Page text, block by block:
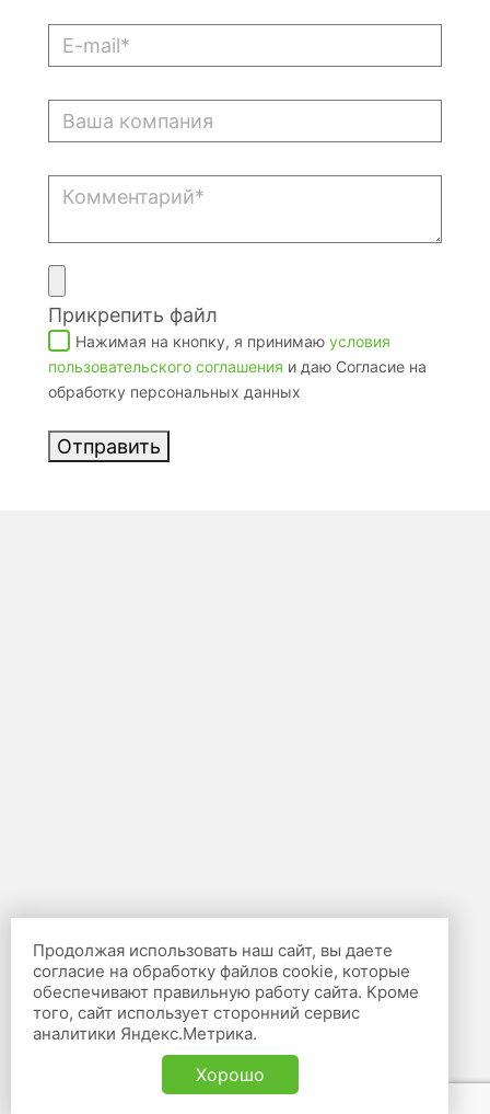
Продолжая использовать наш сайт, вы даете
согласие на обработку файлов cookie, которые
обеспечивают правильную работу сайта. Кроме
того, сайт использует сторонний сервис
аналитики Яндекс.Метрика.
Хорошо
Прикрепить файл
Нажимая на кнопку, я принимаю условия
пользовательского соглашения и даю Согласие на
обработку персональных данных
Отправить